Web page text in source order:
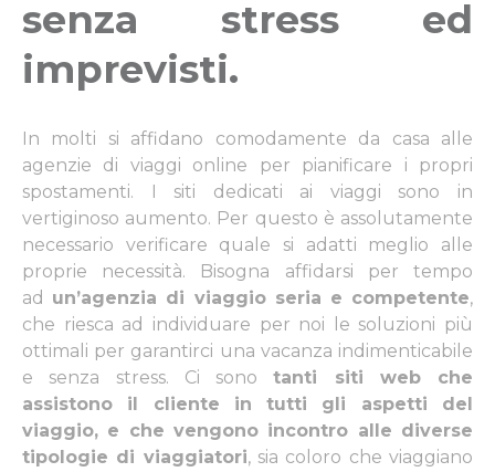
senza stress ed
imprevisti.
In molti si affidano comodamente da casa alle
agenzie di viaggi online per pianificare i propri
spostamenti. I siti dedicati ai viaggi sono in
vertiginoso aumento. Per questo è assolutamente
necessario verificare quale si adatti meglio alle
proprie necessità. Bisogna affidarsi per tempo
ad un’agenzia di viaggio seria e competente,
che riesca ad individuare per noi le soluzioni più
ottimali per garantirci una vacanza indimenticabile
e senza stress. Ci sonotanti siti web che
assistono il cliente in tutti gli aspetti del
viaggio, e che vengono incontro alle diverse
tipologie di viaggiatori, sia coloro che viaggiano